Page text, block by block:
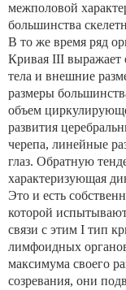
межполовой
большинства
В то же время ряд
Кривая III выражает
тела и внешние
размеры
объем
развития
черепа, линейные
глаз. Обратную
характеризую­щая
Это и есть
которой
связи с этим I тип
лимфо­идных
максиму­ма своего
созрева­ния, они